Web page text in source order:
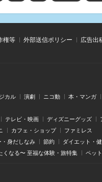
権等 外部送信ポリシー
広告出
カル 演劇 ニコ動 本・マンガ
テレビ・映画 ディズニーグッズ
カフェ・ショップ ファミレス
・身だしなみ 節約 ダイエット・
くなる〜 至福な体験・旅特集 ペッ